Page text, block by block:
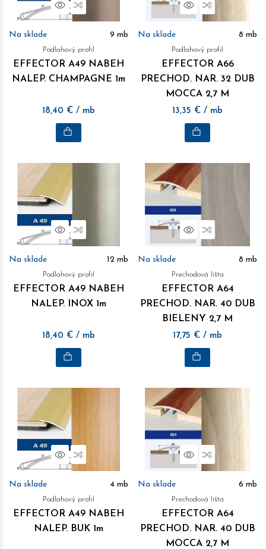
NáhľadPorovnať
Na sklade 9 mb
Podlahový profil
EFFECTOR A49 NABEH
NALEP. CHAMPAGNE 1m
18,40 € / mb
NáhľadPorovnať
Na sklade 8 mb
Podlahový profil
EFFECTOR A66
PRECHOD. NAR. 32 DUB
MOCCA 2,7 M
13,35 € / mb
NáhľadPorovnať
Na sklade 12 mb
Podlahový profil
EFFECTOR A49 NABEH
NALEP. INOX 1m
18,40 € / mb
NáhľadPorovnať
Na sklade 8 mb
Prechodová lišta
EFFECTOR A64
PRECHOD. NAR. 40 DUB
BIELENY 2,7 M
17,75 € / mb
NáhľadPorovnať
Na sklade 4 mb
Podlahový profil
EFFECTOR A49 NABEH
NALEP. BUK 1m
NáhľadPorovnať
Na sklade 6 mb
Prechodová lišta
EFFECTOR A64
PRECHOD. NAR. 40 DUB
MOCCA 2,7 M